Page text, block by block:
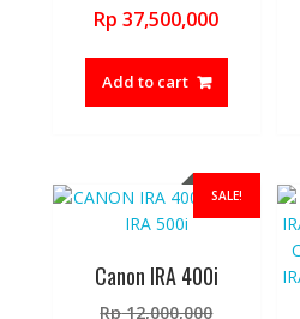
Rp 37,500,000
Add to cart
SALE!
Canon IRA 400i
Rp12,000,000Original